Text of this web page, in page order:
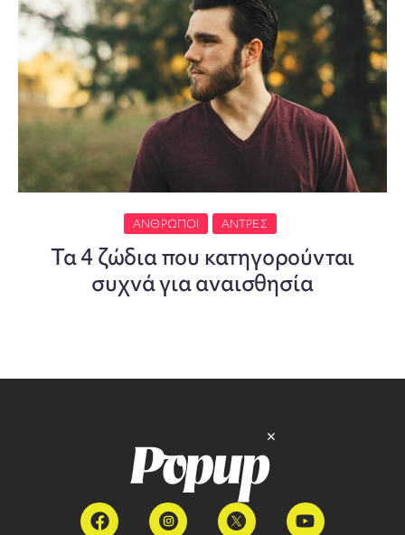
ΆΝΘΡΩΠΟΙ ΆΝΤΡΕΣ
Τα 4 ζώδια που κατηγορούνται
συχνά για αναισθησία